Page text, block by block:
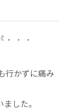
・・
行かずに痛み
した。